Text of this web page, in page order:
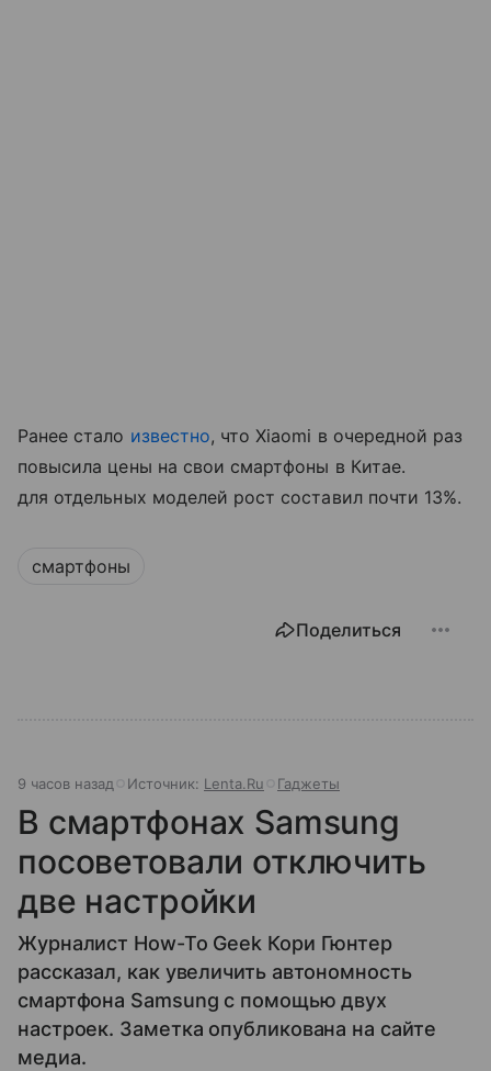
Ранее стало известно, что Xiaomi в очередной раз
повысила цены на свои смартфоны в Китае.
для отдельных моделей рост составил почти 13%.
смартфоны
Поделиться
9 часов назад Источник: Lenta.Ru Гаджеты
В смартфонах Samsung
посоветовали отключить
две настройки
Журналист How-To Geek Кори Гюнтер
рассказал, как увеличить автономность
смартфона Samsung с помощью двух
настроек. Заметка опубликована на сайте
медиа.